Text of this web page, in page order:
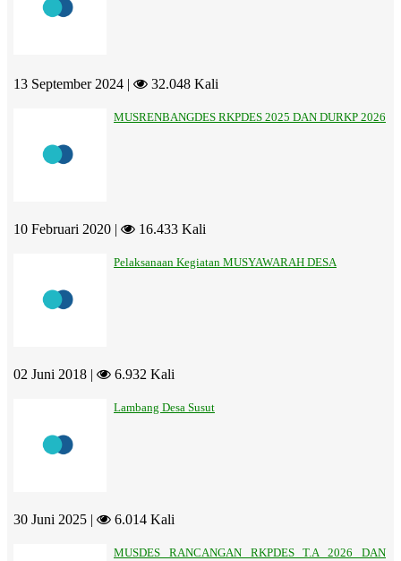
13 September 2024 | 32.048 Kali
MUSRENBANGDES RKPDES 2025 DAN DURKP 2026
10 Februari 2020 | 16.433 Kali
Pelaksanaan Kegiatan MUSYAWARAH DESA
02 Juni 2018 | 6.932 Kali
Lambang Desa Susut
30 Juni 2025 | 6.014 Kali
MUSDES RANCANGAN RKPDES T.A 2026 DAN